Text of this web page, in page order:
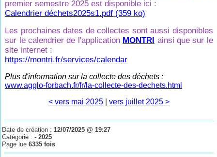
premier semestre 2025 est disponible ici :
Calendrier déchets2025s1.pdf (359 ko)
Les prochaines dates de collectes sont aussi disponibles
sur le calendrier de l'application MONTRI ainsi que sur le
site internet :
https://montri.fr/services/calendar
Plus d'information sur la collecte des déchets :
www.agglo-forbach.fr/fr/la-collecte-des-dechets.html
< vers mai 2025
vers juillet 2025 >
Date de création :12/07/2025 @ 19:27
Catégorie :- 2025
Page lue6335 fois